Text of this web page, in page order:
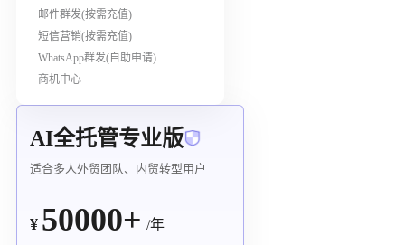
邮件群发(按需充值)
短信营销(按需充值)
WhatsApp群发(自助申请)
商机中心
AI全托管专业版
适合多人外贸团队、内贸转型用户
¥ 50000+ /年